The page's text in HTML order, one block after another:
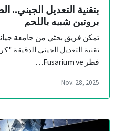
بتقنية التعديل الجيني..
بروتين شبيه باللحم
تمكن فريق بحثي من جامعة
فطر Fusarium ve…
Nov. 28, 2025